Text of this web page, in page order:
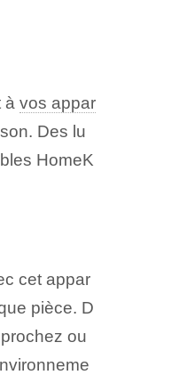
à vos appar
Des lu
HomeK
cet appar
⁣pièce. D
ou